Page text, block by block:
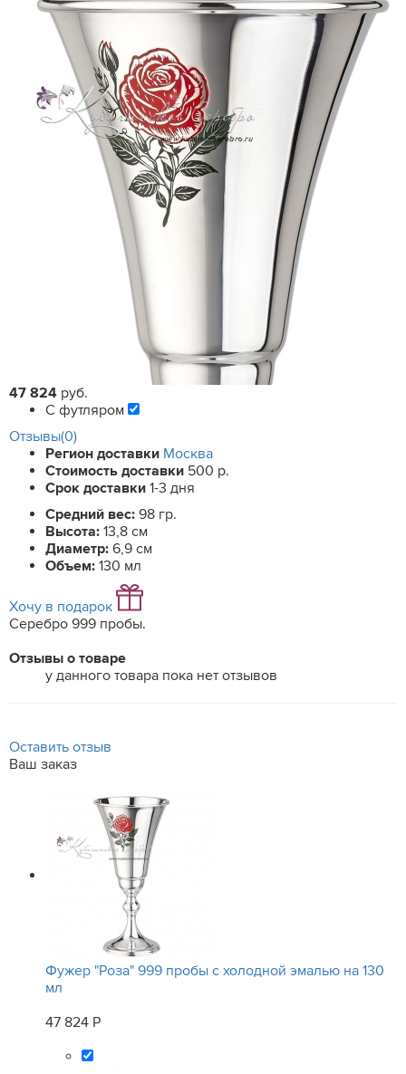
47 824 руб.
С футляром
Отзывы(0)
Регион доставки Москва
Стоимость доставки 500 р.
Срок доставки 1-3 дня
Средний вес: 98 гр.
Высота: 13,8 см
Диаметр: 6,9 см
Объем: 130 мл
Хочу в подарок
Серебро 999 пробы.
Отзывы о товаре
у данного товара пока нет отзывов
Оставить отзыв
Ваш заказ
Фужер "Роза" 999 пробы с холодной эмалью на 130
мл
47 824 Р